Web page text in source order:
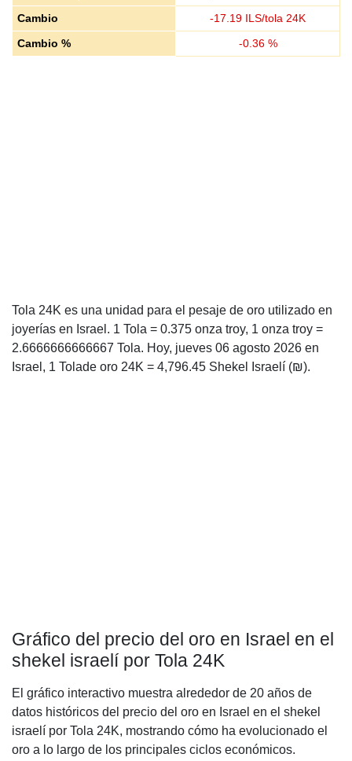
Cambio
-17.19 ILS/tola 24K
Cambio %
-0.36%
Tola 24K es una unidad para el pesaje de oro utilizado en
joyerías en Israel. 1 Tola = 0.375 onza troy, 1 onza troy =
2.6666666666667 Tola. Hoy, jueves 06 agosto 2026 en
Israel, 1 Tolade oro 24K = 4,796.45 Shekel Israelí (₪).
Gráfico del precio del oro en Israel en el
shekel israelí por Tola 24K
El gráfico interactivo muestra alrededor de 20 años de
datos históricos del precio del oro en Israel en el shekel
israelí por Tola 24K, mostrando cómo ha evolucionado el
oro a lo largo de los principales ciclos económicos.